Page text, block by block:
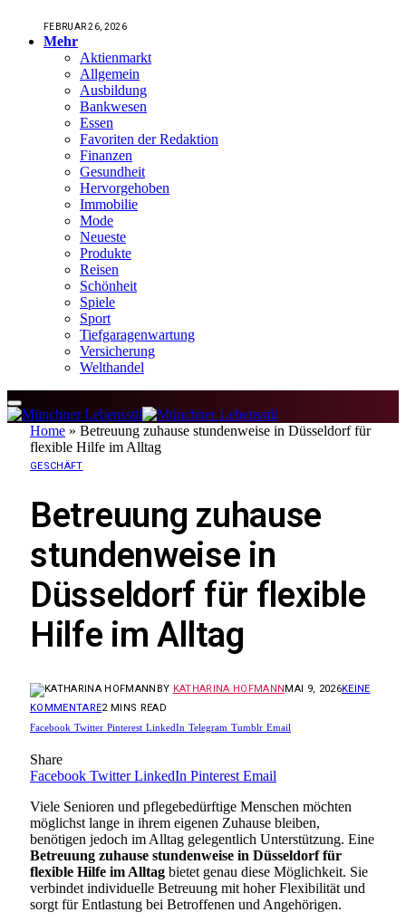
FEBRUAR 26, 2026
Mehr
Aktienmarkt
Allgemein
Ausbildung
Bankwesen
Essen
Favoriten der Redaktion
Finanzen
Gesundheit
Hervorgehoben
Immobilie
Mode
Neueste
Produkte
Reisen
Schönheit
Spiele
Sport
Tiefgaragenwartung
Versicherung
Welthandel
Home » Betreuung zuhause stundenweise in Düsseldorf für
flexible Hilfe im Alltag
GESCHÄFT
Betreuung zuhause
stundenweise in
Düsseldorf für flexible
Hilfe im Alltag
BY KATHARINA HOFMANNMAI 9, 2026KEINE
KOMMENTARE2 MINS READ
Facebook Twitter Pinterest LinkedIn Telegram Tumblr Email
Share
Facebook Twitter LinkedIn Pinterest Email
Viele Senioren und pflegebedürftige Menschen möchten
möglichst lange in ihrem eigenen Zuhause bleiben,
benötigen jedoch im Alltag gelegentlich Unterstützung. Eine
Betreuung zuhause stundenweise in Düsseldorf für
flexible Hilfe im Alltag bietet genau diese Möglichkeit. Sie
verbindet individuelle Betreuung mit hoher Flexibilität und
sorgt für Entlastung bei Betroffenen und Angehörigen.